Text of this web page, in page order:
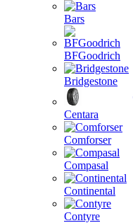
Bars
BFGoodrich
Bridgestone
Centara
Comforser
Compasal
Continental
Contyre